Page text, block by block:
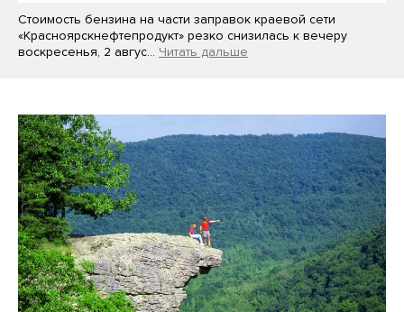
Стоимость бензина на части заправок краевой сети
«Красноярскнефтепродукт» резко снизилась к вечеру
воскресенья, 2 авгус… Читать дальше